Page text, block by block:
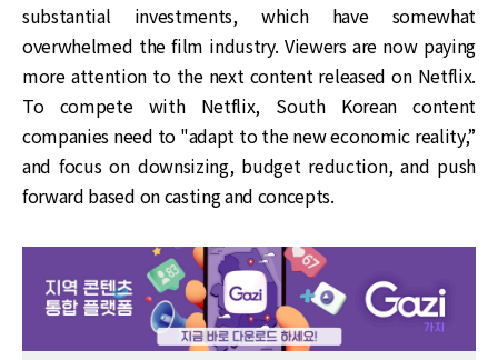
substantial investments, which have somewhat
overwhelmed the film industry. Viewers are now paying
more attention to the next content released on Netflix.
To compete with Netflix, South Korean content
companies need to "adapt to the new economic reality,”
and focus on downsizing, budget reduction, and push
forward based on casting and concepts.